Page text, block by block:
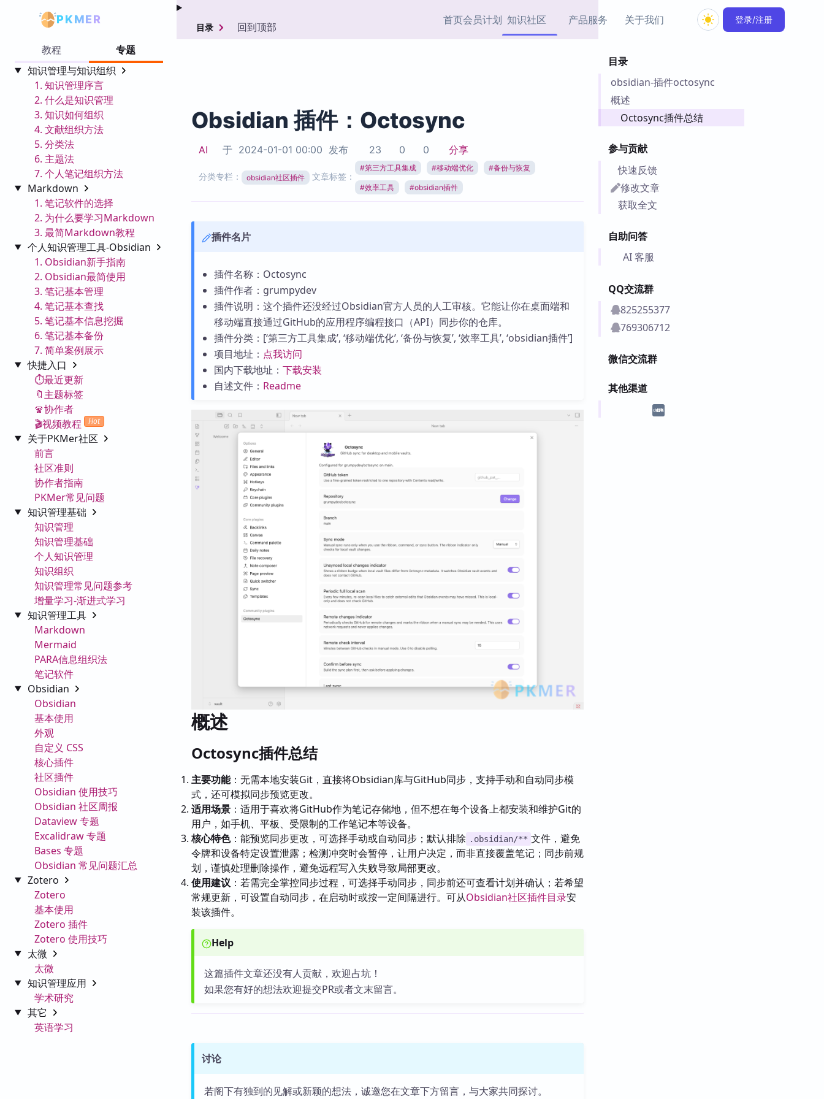
PKMER 首页会员计划 知识社区
热门链接Top5
产品服务
加速访问 Obsidian 官方
市场
Zotero 插件
PKMer 出品的闪念笔记
Obsidian 教程
关于我们 登录/注册
教程
专题
知识管理与知识组织
1. 知识管理序言
2. 什么是知识管理
3. 知识如何组织
4. 文献组织方法
5. 分类法
6. 主题法
7. 个人笔记组织方法
Markdown
1. 笔记软件的选择
2. 为什么要学习Markdown
3. 最简Markdown教程
个人知识管理工具-Obsidian
1. Obsidian新手指南
2. Obsidian最简使用
3. 笔记基本管理
4. 笔记基本查找
5. 笔记基本信息挖掘
6. 笔记基本备份
7. 简单案例展示
快捷入口
⏱️最近更新
🔖主题标签
🧣协作者
🎬视频教程
Hot
关于PKMer社区
前言
社区准则
协作者指南
PKMer常见问题
知识管理基础
知识管理
知识管理基础
个人知识管理
知识组织
知识管理常见问题参考
增量学习-渐进式学习
知识管理工具
Markdown
Mermaid
PARA信息组织法
笔记软件
Obsidian
Obsidian
基本使用
外观
自定义 CSS
核心插件
社区插件
Obsidian 使用技巧
Obsidian 社区周报
Dataview 专题
Excalidraw 专题
Bases 专题
Obsidian 常见问题汇总
Zotero
Zotero
基本使用
Zotero 插件
Zotero 使用技巧
太微
太微
知识管理应用
学术研究
其它
英语学习
目录
obsidian-插件octosync
概述
Octosync插件总结
参与贡献
快速反馈
修改文章
获取全文
自助问答
AI 客服
QQ交流群
825255377
769306712
微信交流群
其他渠道
目录 回到顶部
Obsidian 插件：Octosync
AI 于 2024-01-01 00:00 发布 23 0 0 分享
分类专栏： obsidian社区插件 文章标签：
#第三方工具集成 #移动端优化 #备份与恢复
#效率工具 #obsidian插件
插件名片
插件名称：Octosync
插件作者：grumpydev
插件说明：这个插件还没经过Obsidian官方人员的人工审核。它能让你在桌面端和
移动端直接通过GitHub的应用程序编程接口（API）同步你的仓库。
插件分类：[‘第三方工具集成’, ‘移动端优化’, ‘备份与恢复’, ‘效率工具’, ‘obsidian插件’]
项目地址： 点我访问
国内下载地址： 下载安装
自述文件： Readme
概述
Octosync插件总结
主要功能：无需本地安装Git，直接将Obsidian库与GitHub同步，支持手动和自动同步模
式，还可模拟同步预览更改。
适用场景 ：适用于喜欢将GitHub作为笔记存储地，但不想在每个设备上都安装和维护Git的
用户，如手机、平板、受限制的工作笔记本等设备。
核心特色：能预览同步更改，可选择手动或自动同步；默认排除 .obsidian/** 文件，避免
令牌和设备特定设置泄露；检测冲突时会暂停，让用户决定，而非直接覆盖笔记；同步前规
划，谨慎处理删除操作，避免远程写入失败导致局部更改。
使用建议 ：若需完全掌控同步过程，可选择手动同步，同步前还可查看计划并确认；若希望
常规更新，可设置自动同步，在启动时或按一定间隔进行。可从Obsidian社区插件目录安
装该插件。
Help
这篇插件文章还没有人贡献，欢迎占坑！
如果您有好的想法欢迎提交PR或者文末留言。
讨论
若阁下有独到的见解或新颖的想法，诚邀您在文章下方留言，与大家共同探讨。